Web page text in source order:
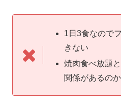
1日3食なので
きない
焼肉食べ放題
関係があるのか